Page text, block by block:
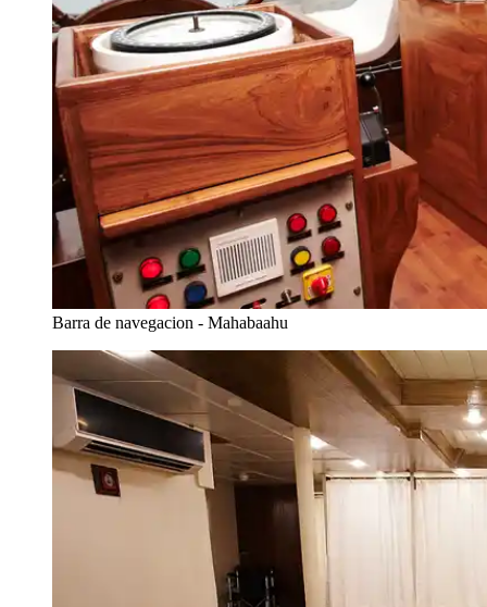
Barra de navegacion - Mahabaahu